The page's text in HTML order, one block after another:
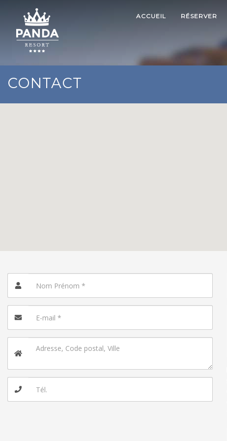
ACCUEIL RÉSERVER
CONTACT